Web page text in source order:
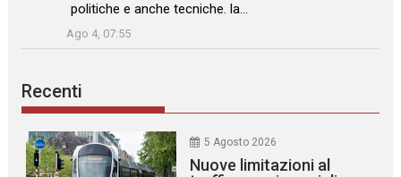
politiche e anche tecniche. la…
”
Ago 4, 07:55
Recenti
5 Agosto 2026
Nuove limitazioni al